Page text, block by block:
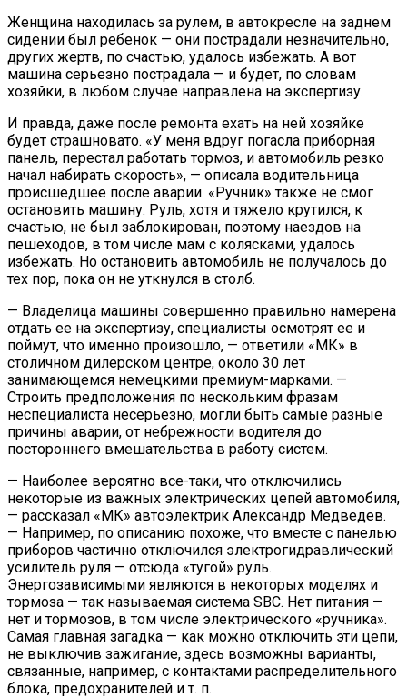
Женщина находилась за рулем, в автокресле на заднем
сидении был ребенок — они пострадали незначительно,
других жертв, по счастью, удалось избежать. А вот
машина серьезно пострадала — и будет, по словам
хозяйки, в любом случае направлена на экспертизу.
И правда, даже после ремонта ехать на ней хозяйке
будет страшновато. «У меня вдруг погасла приборная
панель, перестал работать тормоз, и автомобиль резко
начал набирать скорость», — описала водительница
происшедшее после аварии. «Ручник» также не смог
остановить машину. Руль, хотя и тяжело крутился, к
счастью, не был заблокирован, поэтому наездов на
пешеходов, в том числе мам с колясками, удалось
избежать. Но остановить автомобиль не получалось до
тех пор, пока он не уткнулся в столб.
— Владелица машины совершенно правильно намерена
отдать ее на экспертизу, специалисты осмотрят ее и
поймут, что именно произошло, — ответили «МК» в
столичном дилерском центре, около 30 лет
занимающемся немецкими премиум-марками. —
Строить предположения по нескольким фразам
неспециалиста несерьезно, могли быть самые разные
причины аварии, от небрежности водителя до
постороннего вмешательства в работу систем.
— Наиболее вероятно все-таки, что отключились
некоторые из важных электрических цепей автомобиля,
— рассказал «МК» автоэлектрик Александр Медведев.
— Например, по описанию похоже, что вместе с панелью
приборов частично отключился электрогидравлический
усилитель руля — отсюда «тугой» руль.
Энергозависимыми являются в некоторых моделях и
тормоза — так называемая система SBC. Нет питания —
нет и тормозов, в том числе электрического «ручника».
Самая главная загадка — как можно отключить эти цепи,
не выключив зажигание, здесь возможны варианты,
связанные, например, с контактами распределительного
блока, предохранителей и т. п.